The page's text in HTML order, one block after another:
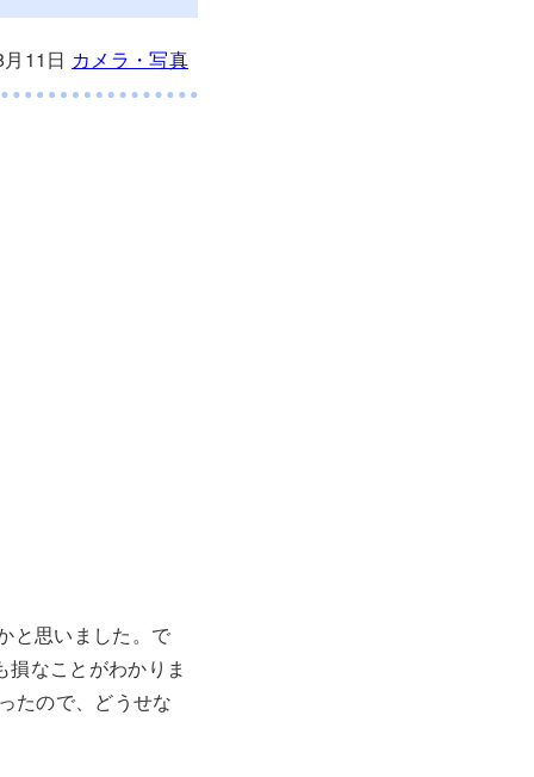
11日 カメラ・写真
と思いました。で
なことがわかりま
たので、どうせな